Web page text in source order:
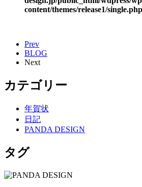
content/themes/release1/single.php
Prev
BLOG
Next
カテゴリー
年賀状
日記
PANDA DESIGN
タグ